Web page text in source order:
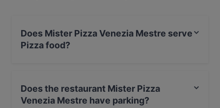
Does Mister Pizza Venezia Mestre serve
Pizza food?
Does the restaurant Mister Pizza
Venezia Mestre have parking?